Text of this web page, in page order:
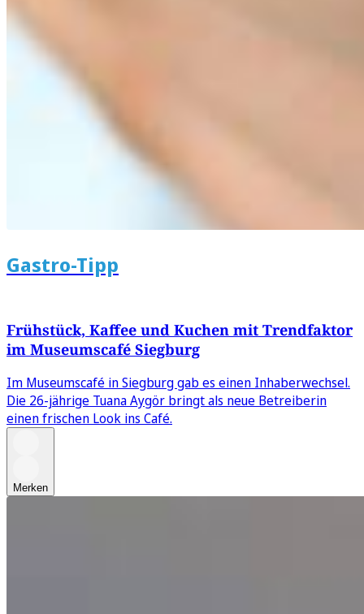
Gastro-Tipp
Frühstück, Kaffee und Kuchen mit Trendfaktor
im Museumscafé Siegburg
Im Museumscafé in Siegburg gab es einen Inhaberwechsel.
Die 26-jährige Tuana Aygör bringt als neue Betreiberin
einen frischen Look ins Café.
Merken